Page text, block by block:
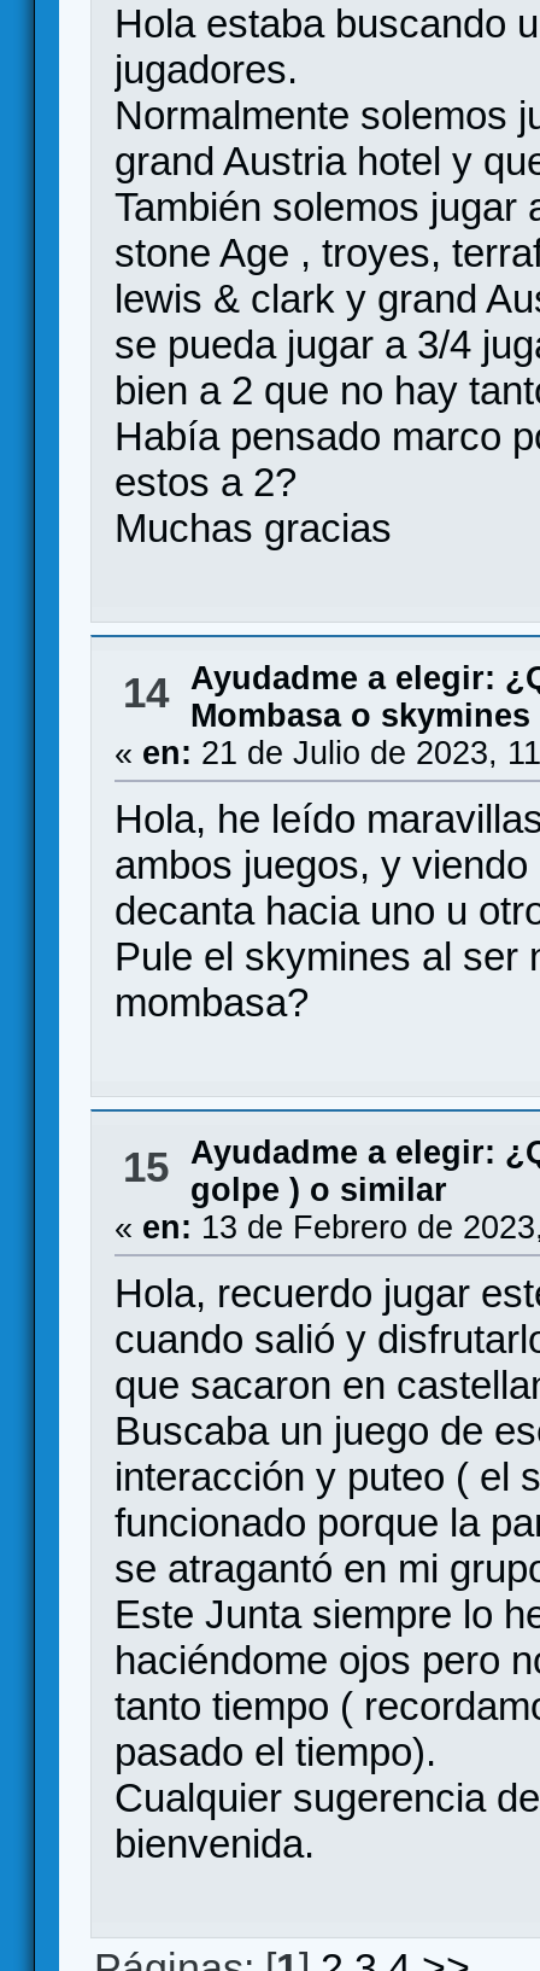
Hola estaba buscando
jugadores.
Normalmente solemos
grand Austria hotel y
También solemos jugar
stone Age , troyes,
lewis & clark y grand
se pueda jugar a 3/4
bien a 2 que no hay
Había pensado marco
estos a 2?
Muchas gracias
14 Ayudadme a elegir:
Mombasa o skymines
« en: 21 de Julio de 2023,
Hola, he leído
ambos juegos, y
decanta hacia uno u
Pule el skymines al ser
mombasa?
15 Ayudadme a elegir:
golpe ) o similar
« en: 13 de Febrero de
Hola, recuerdo jugar
cuando salió y
que sacaron en
Buscaba un juego de
interacción y puteo ( el
funcionado porque la
se atragantó en mi
Este Junta siempre lo
haciéndome ojos pero
tanto tiempo (
pasado el tiempo).
Cualquier sugerencia
bienvenida.